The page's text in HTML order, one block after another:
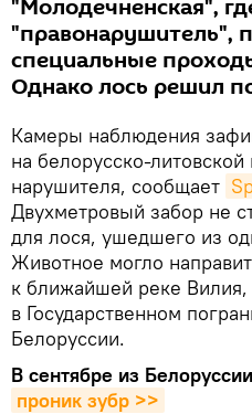
"Молодечненская",
"правонарушитель",
специальные
Однако лось решил
Камеры наблюдения
на белорусско-
нарушителя, сообщает
Двухметровый забор не
для лося, ушедшего из
Животное могло
к ближайшей реке
в Государственном
Белоруссии.
В сентябре из
проник зубр >>